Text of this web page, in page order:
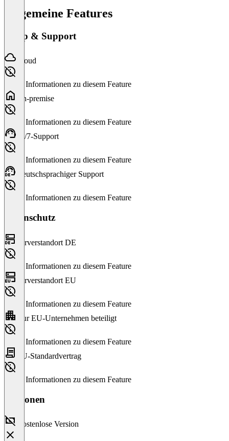
Allgemeine Features
Setup & Support
Cloud
Keine Informationen zu diesem Feature
On-premise
Keine Informationen zu diesem Feature
24/7-Support
Keine Informationen zu diesem Feature
Deutschsprachiger Support
Keine Informationen zu diesem Feature
Datenschutz
Serverstandort DE
Keine Informationen zu diesem Feature
Serverstandort EU
Keine Informationen zu diesem Feature
Nur EU-Unternehmen beteiligt
Keine Informationen zu diesem Feature
EU-Standardvertrag
Keine Informationen zu diesem Feature
Versionen
Kostenlose Version